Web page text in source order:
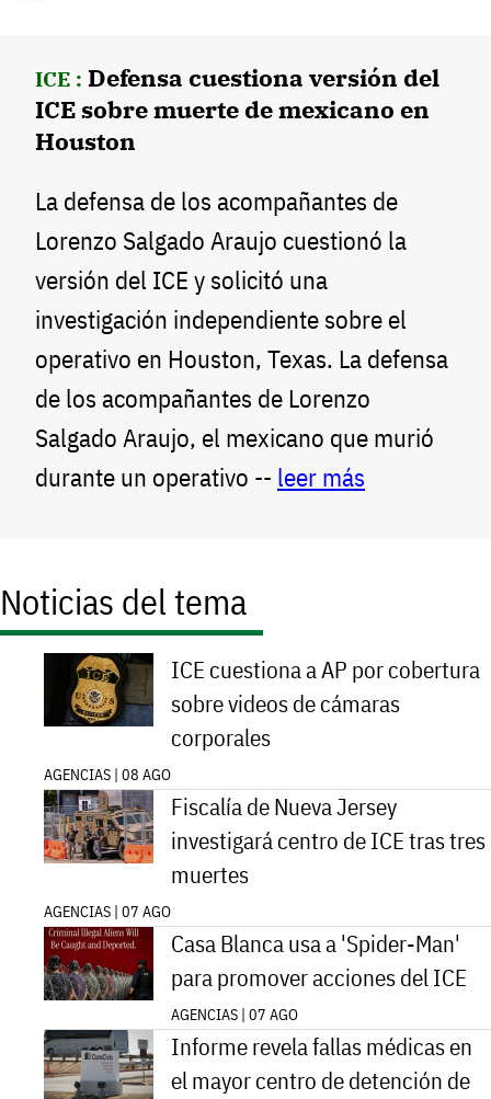
ICE : Defensa cuestiona versión del
ICE sobre muerte de mexicano en
Houston
La defensa de los acompañantes de
Lorenzo Salgado Araujo cuestionó la
versión del ICE y solicitó una
investigación independiente sobre el
operativo en Houston, Texas. La defensa
de los acompañantes de Lorenzo
Salgado Araujo, el mexicano que murió
durante un operativo -- leer más
Noticias del tema
ICE cuestiona a AP por cobertura
sobre videos de cámaras
corporales
AGENCIAS | 08 AGO
Fiscalía de Nueva Jersey
investigará centro de ICE tras tres
muertes
AGENCIAS | 07 AGO
Casa Blanca usa a 'Spider-Man'
para promover acciones del ICE
AGENCIAS | 07 AGO
Informe revela fallas médicas en
el mayor centro de detención de